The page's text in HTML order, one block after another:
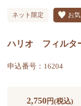
ネット限定 お
ハリオ フィルタ
申込番号：16204
2,750円(税込)